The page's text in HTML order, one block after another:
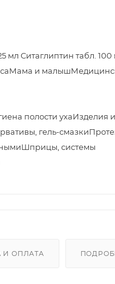
мл Ситаглиптин табл.
Мама и малыш
полости ухаИзделия
гель-смазки
Шприцы, системы
И ОПЛАТА